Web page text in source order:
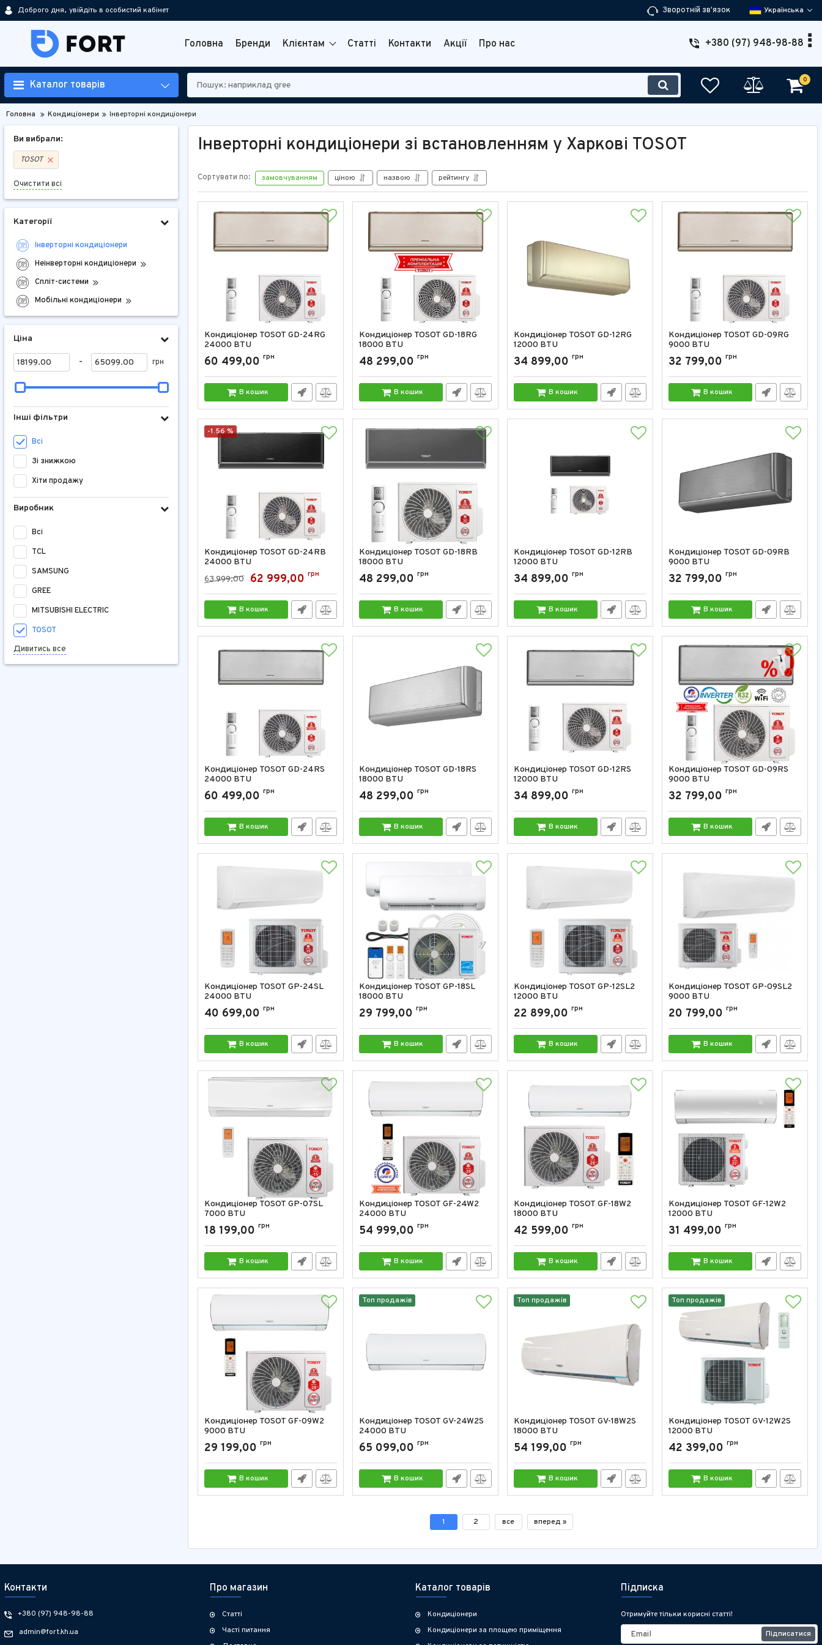
Доброго дня, увійдіть в особистий кабінет Зворотній зв'язок Українська
Головна Бренди Клієнтам Статті Контакти Акції Про нас +380 (97) 948-98-88
Каталог товарів 0
Головна Кондиціонери Інверторні кондиціонери
Ви вибрали:
TOSOT
Очистити всі
Категорії
Інверторні кондиціонери
Неінверторні кондиціонери
Спліт-системи
Мобільні кондиціонери
Ціна
- грн
Інші фільтри
Всі
Зі знижкою
Хіти продажу
Виробник
Всі
TCL
SAMSUNG
GREE
MITSUBISHI ELECTRIC
TOSOT
Дивитись все
Інверторні кондиціонери зі встановленням у Харкові TOSOT
Сортувати по: замовчуванням ціною назвою рейтингу
Кондиціонер TOSOT GD-24RG
24000 BTU
Артикул: GD-24RG
60 499,00 грн
В кошик
Кондиціонер TOSOT GD-18RG
18000 BTU
Артикул: GD-18RG
48 299,00 грн
В кошик
Кондиціонер TOSOT GD-12RG
12000 BTU
Артикул: GD-12RG
34 899,00 грн
В кошик
Кондиціонер TOSOT GD-09RG
9000 BTU
Артикул: GD-09RG
32 799,00 грн
В кошик
-1.56 %
Кондиціонер TOSOT GD-24RB
24000 BTU
Артикул: GD-24RB
63 999,00 62 999,00 грн
В кошик
Кондиціонер TOSOT GD-18RB
18000 BTU
Артикул: GD-18RB
48 299,00 грн
В кошик
Кондиціонер TOSOT GD-12RB
12000 BTU
Артикул: GD-12RB
34 899,00 грн
В кошик
Кондиціонер TOSOT GD-09RB
9000 BTU
Артикул: GD-09RB
32 799,00 грн
В кошик
Кондиціонер TOSOT GD-24RS
24000 BTU
Артикул: GD-24RS
60 499,00 грн
В кошик
Кондиціонер TOSOT GD-18RS
18000 BTU
Артикул: GD-18RS
48 299,00 грн
В кошик
Кондиціонер TOSOT GD-12RS
12000 BTU
Артикул: GD-12RS
34 899,00 грн
В кошик
Кондиціонер TOSOT GD-09RS
9000 BTU
Артикул: GD-09RS
32 799,00 грн
В кошик
Кондиціонер TOSOT GP-24SL
24000 BTU
Артикул: GP-24SL
40 699,00 грн
В кошик
Кондиціонер TOSOT GP-18SL
18000 BTU
Артикул: GP-18SL
29 799,00 грн
В кошик
Кондиціонер TOSOT GP-12SL2
12000 BTU
Артикул: GP-12SL2
22 899,00 грн
В кошик
Кондиціонер TOSOT GP-09SL2
9000 BTU
Артикул: GP-09SL2
20 799,00 грн
В кошик
Кондиціонер TOSOT GP-07SL
7000 BTU
Артикул: GP-07SL
18 199,00 грн
В кошик
Кондиціонер TOSOT GF-24W2
24000 BTU
Артикул: GF-24W2
54 999,00 грн
В кошик
Кондиціонер TOSOT GF-18W2
18000 BTU
Артикул: GF-18W2
42 599,00 грн
В кошик
Кондиціонер TOSOT GF-12W2
12000 BTU
Артикул: GF-12W2
31 499,00 грн
В кошик
Кондиціонер TOSOT GF-09W2
9000 BTU
Артикул: GF-09W2
29 199,00 грн
В кошик
Топ продажів
Кондиціонер TOSOT GV-24W2S
24000 BTU
Артикул: GV-24W2S
65 099,00 грн
В кошик
Топ продажів
Кондиціонер TOSOT GV-18W2S
18000 BTU
Артикул: GV-18W2S
54 199,00 грн
В кошик
Топ продажів
Кондиціонер TOSOT GV-12W2S
12000 BTU
Артикул: GV-12W2S
42 399,00 грн
В кошик
1 2 все вперед »
Контакти
+380 (97) 948-98-88
admin@fort.kh.ua
Про магазин
Статті
Часті питання
Каталог товарів
Кондиціонери
Кондиціонери за площею приміщення
Підписка
Отримуйте тільки корисні статті!
Підписатися